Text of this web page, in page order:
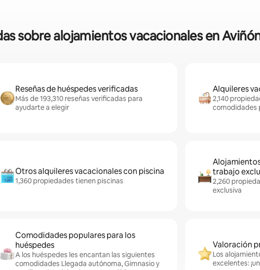
sobre alojamientos vacacionales en
Reseñas de huéspedes verificadas
Más de 193,310 reseñas verificadas para
ayudarte a elegir
Alquileres
2,140
comodidades
Otros alquileres vacacionales con piscina
1,360 propiedades tienen piscinas
trabajo
2,260
exclusiva
Comodidades populares para los
huéspedes
A los huéspedes les encantan las siguientes
comodidades Llegada autónoma, Gimnasio y
Valoración
Los
excelentes: